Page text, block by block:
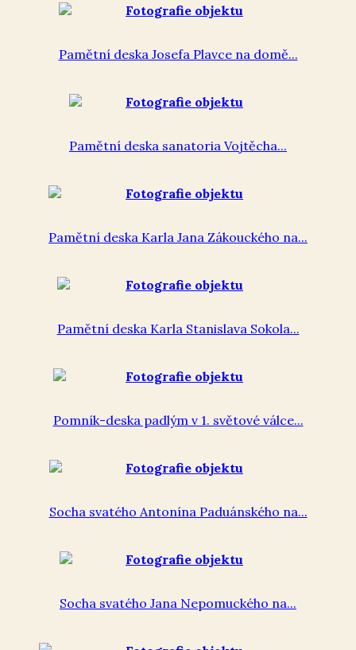
Pamětní deska Josefa Plavce na domě...
Pamětní deska sanatoria Vojtěcha...
Pamětní deska Karla Jana Zákouckého na...
Pamětní deska Karla Stanislava Sokola...
Pomník-deska padlým v 1. světové válce...
Socha svatého Antonína Paduánského na...
Socha svatého Jana Nepomuckého na...